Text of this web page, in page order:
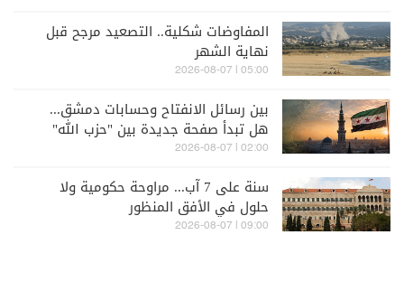
المفاوضات شكلية.. التصعيد مرجح قبل
نهاية الشهر
05:00 | 2026-08-07
بين رسائل الانفتاح وحسابات دمشق...
هل تبدأ صفحة جديدة بين "حزب الله"
وسوريا - الشرع؟
02:00 | 2026-08-07
سنة على 7 آب... مراوحة حكومية ولا
حلول في الأفق المنظور
09:00 | 2026-08-07